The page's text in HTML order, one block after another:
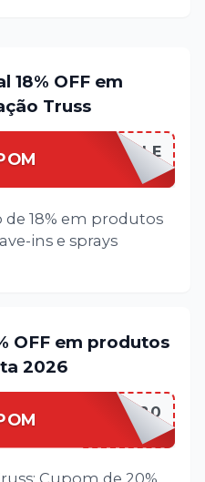
18% OFF em
Truss
TRUSSSALE
18% em produtos
ins e sprays
OFF em produtos
2026
TRUSS20